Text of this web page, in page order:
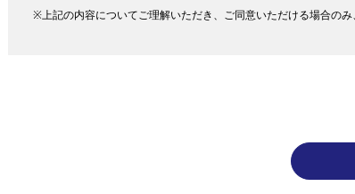
※上記の内容についてご理解いただき、ご同意いただける場合のみ